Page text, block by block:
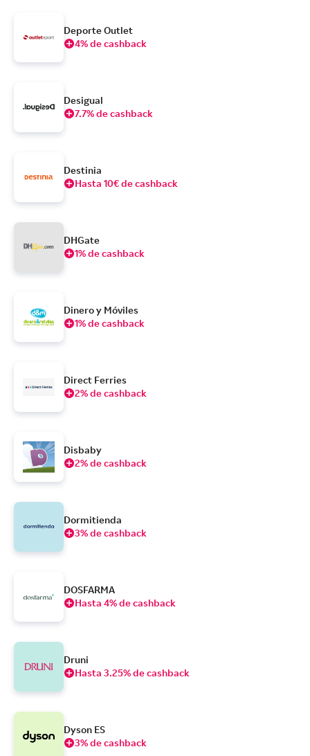
Deporte Outlet
4% de cashback
Desigual
7.7% de cashback
Destinia
Hasta 10€ de cashback
DHGate
1% de cashback
Dinero y Móviles
1% de cashback
Direct Ferries
2% de cashback
Disbaby
2% de cashback
Dormitienda
3% de cashback
DOSFARMA
Hasta 4% de cashback
Druni
Hasta 3.25% de cashback
Dyson ES
3% de cashback